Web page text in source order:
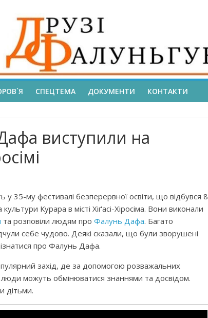
СПЕЦТЕМА ДОКУМЕНТИ КОНТАКТИ
виступили на
у 35-му фестивалі безперервної освіти, що відбувся 8
Курара в місті Хіґасі-Хіросіма. Вони виконали
та розповіли людям про Фалунь Дафа. Багато
себе чудово. Деякі сказали, що були зворушені
про Фалунь Дафа.
захід, де за допомогою розважальних
люди можуть обмінюватися знаннями та досвідом.
дітьми.